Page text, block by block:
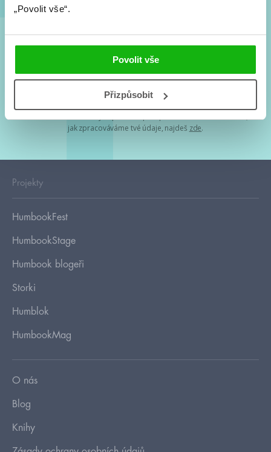
„Povolit vše“.
Povolit vše
Přizpůsobit
Souhlasím spodmínkami zpracování osobních údajů
Tvá e-mailová adresa je u nás v bezpečí. Přečti si
jak zpracováváme tvé údaje, najdeš zde.
Projekty
HumbookFest
HumbookStage
Humbook blogeři
Storki
Humblok
HumbookMag
O nás
Blog
Knihy